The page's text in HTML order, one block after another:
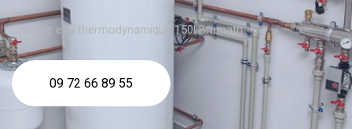
chauffe eau thermodynamique 150l Brumath
09 72 66 89 55